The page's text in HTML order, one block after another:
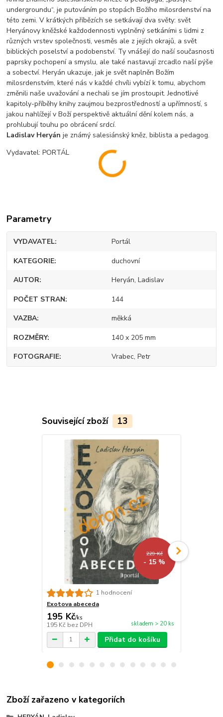
undergroundu“, je putováním po stopách Božího milosrdenství na
této zemi. V krátkých příbězích se setkávají dva světy: svět
Heryánovy kněžské každodennosti vyplněný setkáními s lidmi z
různých vrstev společnosti, vesměs ale z jejích okrajů, a svět
biblických poselství a podobenství. Ty vnášejí do naší současnosti
paprsky pochopení a smyslu, ale také nastavují zrcadlo naší pýše
a sobectví. Heryán ukazuje, jak je svět naplněn Božím
milosrdenstvím, které nás v každé chvíli vybízí k tomu, abychom
změnili naše uvažování a nechali se jím prostoupit. Jednotlivé
kapitoly-příběhy knihy zaujmou bezprostředností a upřímností, s
jakou nahlížejí v Boží perspektivě aktuální dění kolem nás, a
prohlubují touhu po obrácení srdcí.
Ladislav Heryán je známý salesiánský kněz, biblista a pedagog.
Vydavatel: PORTÁL
Parametry
VYDAVATEL Portál
KATEGORIE duchovní
AUTOR Heryán, Ladislav
POČET STRAN 144
VAZBA měkká
ROZMĚRY 140 x 205 mm
FOTOGRAFIE Vrabec, Petr
Související zboží 13
229 Kč
- 15 %
1 hodnocení
Exotova abeceda
195 Kč/ks
195 Kč bez DPH skladem > 20 ks
Přidat do košíku
Zboží zařazeno v kategoriích